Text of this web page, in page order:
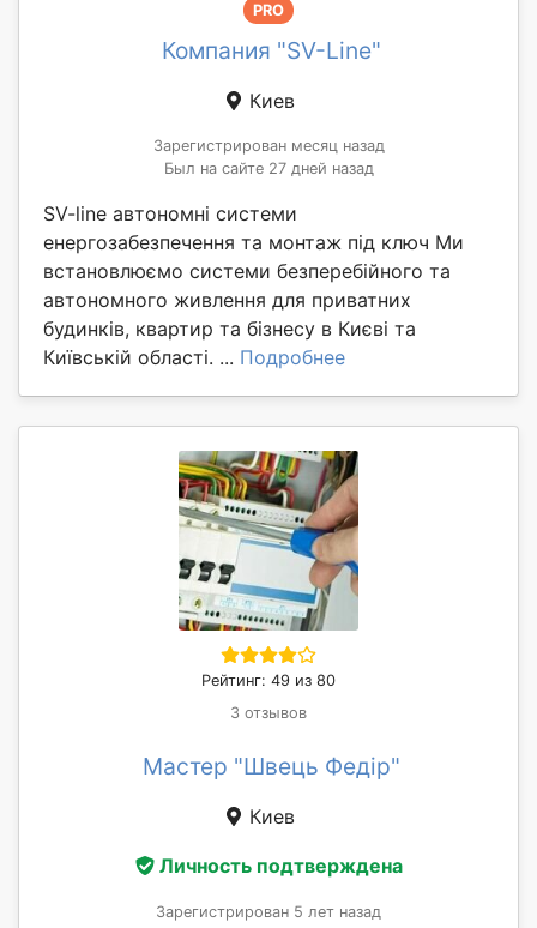
PRO
Компания "SV-Line"
Киев
Зарегистрирован месяц назад
Был на сайте 27 дней назад
SV-line автономні системи
енергозабезпечення та монтаж під ключ Ми
встановлюємо системи безперебійного та
автономного живлення для приватних
будинків, квартир та бізнесу в Києві та
Київській області. ... Подробнее
Рейтинг: 49 из 80
3 отзывов
Мастер "Швець Федір"
Киев
Личность подтверждена
Зарегистрирован 5 лет назад